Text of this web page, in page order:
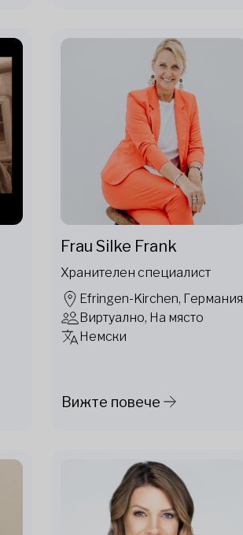
Frau Silke Frank
Хранителен специалист
Efringen-Kirchen, Германия
Виртуално, На място
Немски
Вижте повече